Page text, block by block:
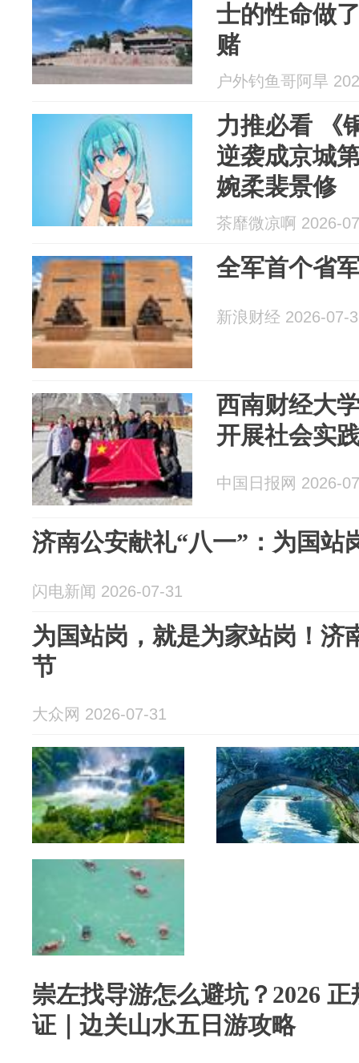
士的性命做
赌
户外钓鱼哥阿旱
力推必看 《
逆袭成京城
婉柔裴景修
茶靡微凉啊 2026-
全军首个省
新浪财经 2026-07-
西南财经大
开展社会实
中国日报网 2026-
济南公安献礼“八一”：为国站
闪电新闻 2026-07-31
为国站岗，就是为家站岗！济
节
大众网 2026-07-31
崇左找导游怎么避坑？2026
证｜边关山水五日游攻略